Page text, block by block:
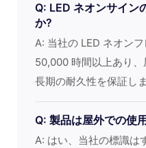
Q: LED ネオンサイン
か?
A: 当社の LED ネオン
50,000 時間以上あり
長期の耐久性を保証しま
Q: 製品は屋外での使
A: はい、当社の標識は